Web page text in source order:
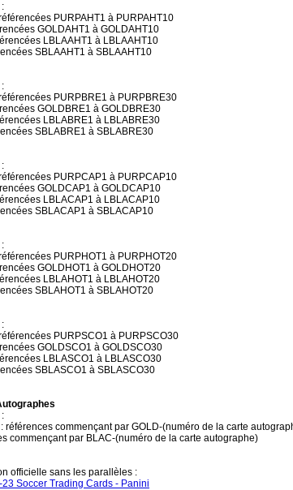
PURPAHT1 à PURPAHT10
GOLDAHT1 à GOLDAHT10
LBLAAHT1 à LBLAAHT10
SBLAAHT1 à SBLAAHT10
PURPBRE1 à PURPBRE30
GOLDBRE1 à GOLDBRE30
LBLABRE1 à LBLABRE30
SBLABRE1 à SBLABRE30
PURPCAP1 à PURPCAP10
GOLDCAP1 à GOLDCAP10
LBLACAP1 à LBLACAP10
SBLACAP1 à SBLACAP10
PURPHOT1 à PURPHOT20
GOLDHOT1 à GOLDHOT20
LBLAHOT1 à LBLAHOT20
SBLAHOT1 à SBLAHOT20
PURPSCO1 à PURPSCO30
GOLDSCO1 à GOLDSCO30
LBLASCO1 à LBLASCO30
SBLASCO1 à SBLASCO30
références commençant par GOLD-(numéro de la carte
commençant par BLAC-(numéro de la carte autographe)
officielle sans les parallèles :
Soccer Trading Cards - Panini